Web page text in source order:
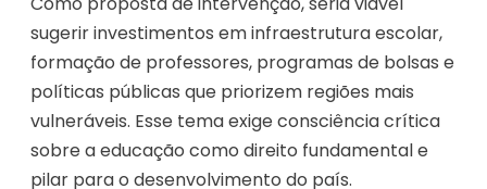
sugerir investimentos em infraestrutura escolar,
formação de professores, programas de bolsas e
políticas públicas que priorizem regiões mais
vulneráveis. Esse tema exige consciência crítica
sobre a educação como direito fundamental e
pilar para o desenvolvimento do país.